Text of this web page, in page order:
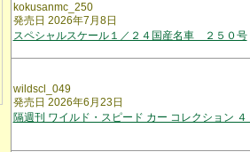
kokusanmc_250
発売日 2026年7月8日
スペシャルスケール１／２４国産名車 ２５０号
wildscl_049
発売日 2026年6月23日
隔週刊 ワイルド・スピード カー コレクション ４